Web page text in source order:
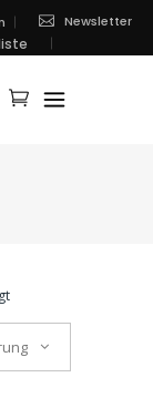
Newsletter